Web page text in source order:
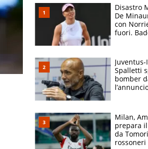
Disastro
De
con
fuori.
Spalletti
bomber
Milan,
prepara
da
rossoneri